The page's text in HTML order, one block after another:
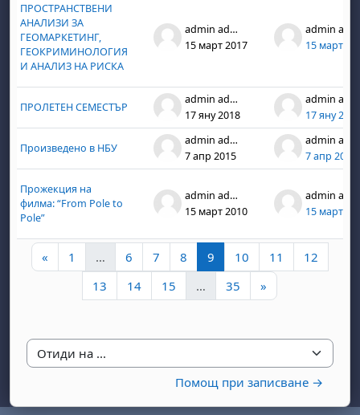
ПРОСТРАНСТВЕНИ
АНАЛИЗИ ЗА
ГЕОМАРКЕТИНГ,
ГЕОКРИМИНОЛОГИЯ
И АНАЛИЗ НА РИСКА
admin admin
15 март 2017
15 март
ПРОЛЕТЕН СЕМЕСТЪР
admin admin
17 яну 2018
17 яну 2018
Произведено в НБУ
admin admin
7 апр 2015
7 апр 2015
Прожекция на
филма: “From Pole to
Pole”
admin admin
15 март 2010
15 март
« Предишна страница
1 Страница 1
… 6 Страница 6
7 Страница 7
8 Страница 8
9 Страница 9
10 Страница 10
11 Страница 11
12
13 Страница 13
14Страница 14
15 Страница 15
… 35 Страница 35
»
Отиди на ...
Помощ при записване →